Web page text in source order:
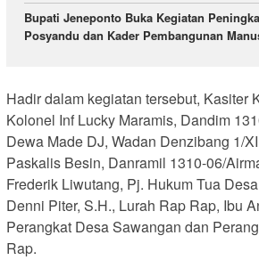
Bupati Jeneponto Buka Kegiatan
Posyandu dan Kader Pembangunan
Hadir dalam kegiatan tersebut, Kasiter
Kolonel Inf Lucky Maramis, Dandim
Dewa Made DJ, Wadan Denzibang 1/
Paskalis Besin, Danramil 1310-06/
Frederik Liwutang, Pj. Hukum Tua
Denni Piter, S.H., Lurah Rap Rap, Ibu
Perangkat Desa Sawangan dan
Rap.